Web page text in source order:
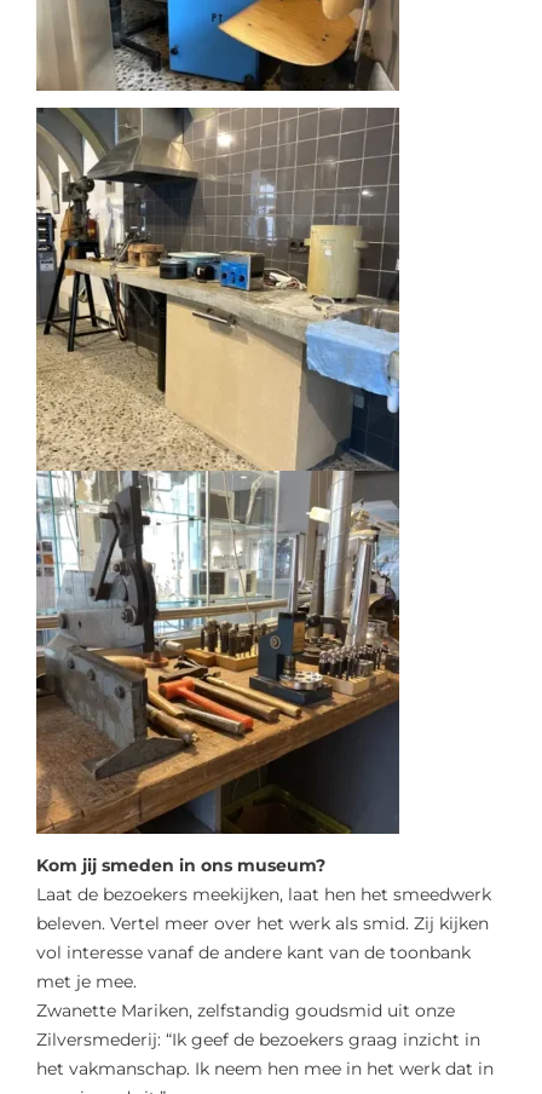
Kom jij smeden in ons museum?
Laat de bezoekers meekijken, laat hen het smeedwerk
beleven. Vertel meer over het werk als smid. Zij kijken
vol interesse vanaf de andere kant van de toonbank
met je mee.
Zwanette Mariken, zelfstandig goudsmid uit onze
Zilversmederij: “Ik geef de bezoekers graag inzicht in
het vakmanschap. Ik neem hen mee in het werk dat in